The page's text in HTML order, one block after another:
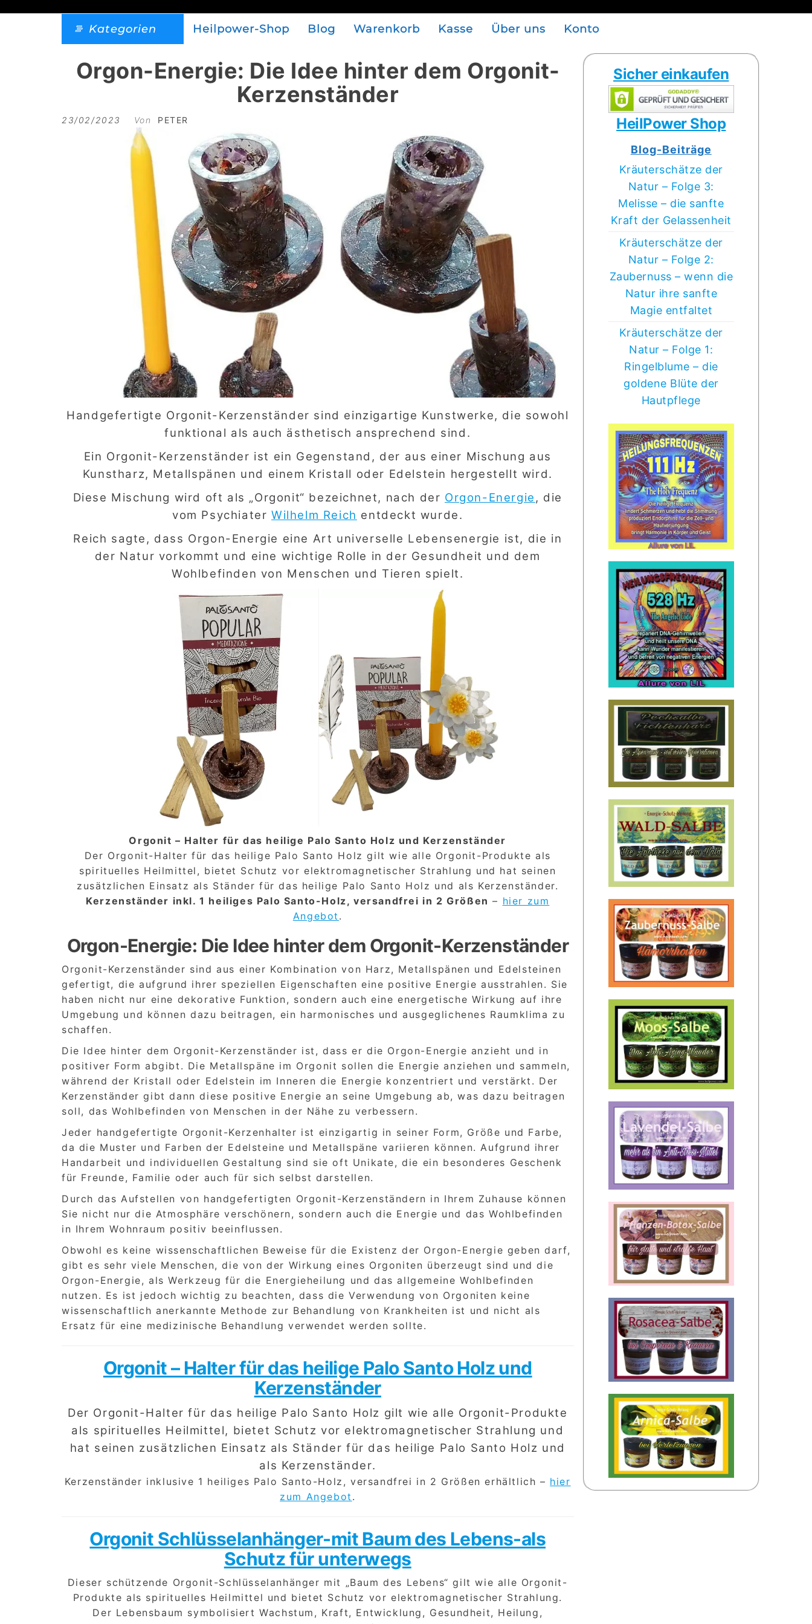
Kategorien Heilpower-Shop Blog Warenkorb Kasse Über uns Konto
Orgon-Energie: Die Idee hinter dem Orgonit-
Kerzenständer
23/02/2023 Von PETER
Handgefertigte Orgonit-Kerzenständer sind einzigartige Kunstwerke, die sowohl
funktional als auch ästhetisch ansprechend sind.
Ein Orgonit-Kerzenständer ist ein Gegenstand, der aus einer Mischung aus
Kunstharz, Metallspänen und einem Kristall oder Edelstein hergestellt wird.
Diese Mischung wird oft als „Orgonit“ bezeichnet, nach der Orgon-Energie , die
vom PsychiaterWilhelm Reich entdeckt wurde.
Reich sagte, dass Orgon-Energie eine Art universelle Lebensenergie ist, die in
der Natur vorkommt und eine wichtige Rolle in der Gesundheit und dem
Wohlbefinden von Menschen und Tieren spielt.
Orgonit – Halter für das heilige Palo Santo Holz und Kerzenständer
Der Orgonit-Halter für das heilige Palo Santo Holz gilt wie alle Orgonit-Produkte als
spirituelles Heilmittel, bietet Schutz vor elektromagnetischer Strahlung und hat seinen
zusätzlichen Einsatz als Ständer für das heilige Palo Santo Holz und als Kerzenständer.
Kerzenständer inkl. 1 heiliges Palo Santo-Holz, versandfrei in 2 Größen – hier zum
Angebot .
Orgon-Energie: Die Idee hinter dem Orgonit-Kerzenständer
Orgonit-Kerzenständer sind aus einer Kombination von Harz, Metallspänen und Edelsteinen
gefertigt, die aufgrund ihrer speziellen Eigenschaften eine positive Energie ausstrahlen. Sie
haben nicht nur eine dekorative Funktion, sondern auch eine energetische Wirkung auf ihre
Umgebung und können dazu beitragen, ein harmonisches und ausgeglichenes Raumklima zu
schaffen.
Die Idee hinter dem Orgonit-Kerzenständer ist, dass er die Orgon-Energie anzieht und in
positiver Form abgibt. Die Metallspäne im Orgonit sollen die Energie anziehen und sammeln,
während der Kristall oder Edelstein im Inneren die Energie konzentriert und verstärkt. Der
Kerzenständer gibt dann diese positive Energie an seine Umgebung ab, was dazu beitragen
soll, das Wohlbefinden von Menschen in der Nähe zu verbessern.
Jeder handgefertigte Orgonit-Kerzenhalter ist einzigartig in seiner Form, Größe und Farbe,
da die Muster und Farben der Edelsteine und Metallspäne variieren können. Aufgrund ihrer
Handarbeit und individuellen Gestaltung sind sie oft Unikate, die ein besonderes Geschenk
für Freunde, Familie oder auch für sich selbst darstellen.
Durch das Aufstellen von handgefertigten Orgonit-Kerzenständern in Ihrem Zuhause können
Sie nicht nur die Atmosphäre verschönern, sondern auch die Energie und das Wohlbefinden
in Ihrem Wohnraum positiv beeinflussen.
Obwohl es keine wissenschaftlichen Beweise für die Existenz der Orgon-Energie geben darf,
gibt es sehr viele Menschen, die von der Wirkung eines Orgoniten überzeugt sind und die
Orgon-Energie, als Werkzeug für die Energieheilung und das allgemeine Wohlbefinden
nutzen. Es ist jedoch wichtig zu beachten, dass die Verwendung von Orgoniten keine
wissenschaftlich anerkannte Methode zur Behandlung von Krankheiten ist und nicht als
Ersatz für eine medizinische Behandlung verwendet werden sollte.
Orgonit – Halter für das heilige Palo Santo Holz und
Kerzenständer
Der Orgonit-Halter für das heilige Palo Santo Holz gilt wie alle Orgonit-Produkte
als spirituelles Heilmittel, bietet Schutz vor elektromagnetischer Strahlung und
hat seinen zusätzlichen Einsatz als Ständer für das heilige Palo Santo Holz und
als Kerzenständer.
Kerzenständer inklusive 1 heiliges Palo Santo-Holz, versandfrei in 2 Größen erhältlich – hier
zum Angebot .
Orgonit Schlüsselanhänger-mit Baum des Lebens-als
Schutz für unterwegs
Dieser schützende Orgonit-Schlüsselanhänger mit „Baum des Lebens“ gilt wie alle Orgonit-
Produkte als spirituelles Heilmittel und bietet Schutz vor elektromagnetischer Strahlung.
Der Lebensbaum symbolisiert Wachstum, Kraft, Entwicklung, Gesundheit, Heilung,
Sicher einkaufen
HeilPower Shop
Blog-Beiträge
Kräuterschätze der
Natur – Folge 3:
Melisse – die sanfte
Kraft der Gelassenheit
Kräuterschätze der
Natur – Folge 2:
Zaubernuss – wenn die
Natur ihre sanfte
Magie entfaltet
Kräuterschätze der
Natur – Folge 1:
Ringelblume – die
goldene Blüte der
Hautpflege